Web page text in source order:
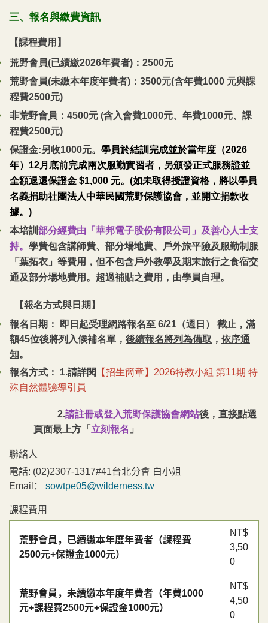
三、報名與繳費資訊
【課程費用】
荒野會員(已續繳2026年費者)：2500元
荒野會員(未繳本年度年費者)：3500元(含年費1000 元與課
程費2500元)
非荒野會員：4500元 (含入會費1000元、年費1000元、課
程費2500元)
保證金:另收1000元。 學員於結訓完成並於當年度（2026
年）12月底前完成兩次服勤實習者，另頒發正式服務證並
全額退還保證金 $1,000 元。(如未取得授證資格，將以學員
名義捐助社團法人中華民國荒野保護協會，並開立捐款收
據。)
本培訓 部分經費由「華邦電子股份有限公司」及善心人士支
持。 學費包含講師費、部分場地費、戶外旅平險及服勤制服
「葉拓衣」等費用，但不包含戶外教學及期末旅行之食宿交
通及部分場地費用。超過補貼之費用，由學員自理。
【報名方式與日期】
報名日期： 即日起受理網路報名至 6/21（週日） 截止，滿
額45位後將列入候補名單 ， 後續報名將列為備取 ， 依序通
知。
報名方式： 1.請詳閱
【招生簡章】2026特教小組 第11期 特
殊自然體驗導引員
2.請註冊或登入荒野保護協會網站後，直接點選
頁面最上方「 立刻報名 」
聯絡人
電話: (02)2307-1317#41台北分會 白小姐
Email： sowtpe05@wilderness.tw
課程費用
荒野會員，已續繳本年度年費者（課程費
2500元+保證金1000元）
NT$
3,50
0
荒野會員，未續繳本年度年費者（年費1000
元+課程費2500元+保證金1000元）
NT$
4,50
0